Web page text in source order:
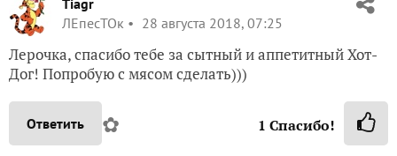
ЛЕпесТОк
28 августа 2018, 07:25
Лерочка, спасибо тебе за сытный и аппетитный Хот-
Дог! Попробую с мясом сделать)))
Ответить ✿ 1 Спасибо!